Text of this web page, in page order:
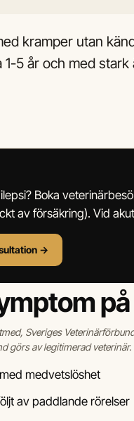
kramper utan
5 år och med
Boka
av försäkring). Vid
→
Sveriges
görs av legitimerad veterinär.
medvetslöshet
av paddlande rörelser